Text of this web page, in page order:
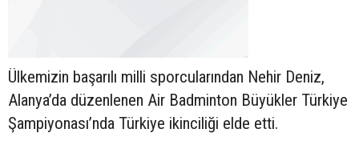
Ülkemizin başarılı milli sporcularından Nehir Deniz,
Alanya’da düzenlenen Air Badminton Büyükler Türkiye
Şampiyonası’nda Türkiye ikinciliği elde etti.